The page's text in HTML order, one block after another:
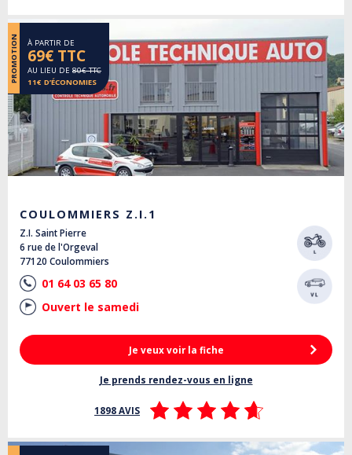
PROMOTION À PARTIR DE
69€ TTC
AU LIEU DE 80€ TTC
11€ D’ÉCONOMIES
COULOMMIERS Z.I.1
Z.I. Saint Pierre
6 rue de l'Orgeval
77120 Coulommiers
01 64 03 65 80
Ouvert le samedi
Je veux voir la fiche
Je prends rendez-vous en ligne
1898 AVIS